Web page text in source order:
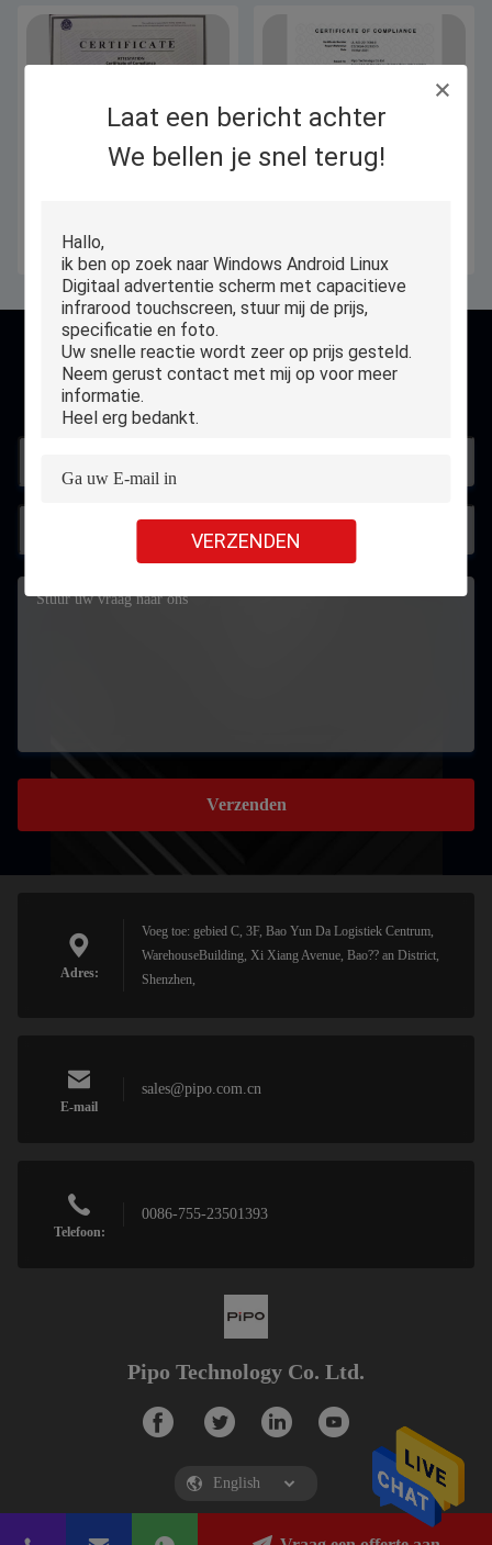
Laat een bericht achter
We bellen je snel terug!
VERZENDEN
Standard: CE
Contact
Verzenden
Adres:
Voeg toe: gebied C, 3F, Bao Yun Da Logistiek Centrum,
WarehouseBuilding, Xi Xiang Avenue, Bao?? an District,
Shenzhen,
E-mail
sales@pipo.com.cn
Telefoon:
0086-755-23501393
Pipo Technology Co. Ltd.